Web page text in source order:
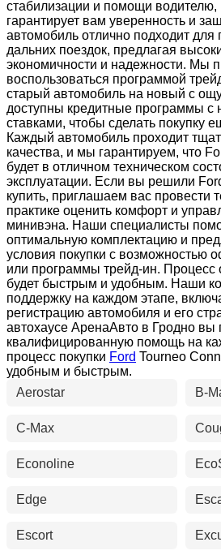
стабилизации и помощи водителю,
гарантирует вам уверенность и
автомобиль отлично подходит для
дальних поездок, предлагая
экономичности и надежности. Мы
воспользоваться программой
старый автомобиль на новый с
доступны кредитные программы с
ставками, чтобы сделать покупку
Каждый автомобиль проходит
качества, и мы гарантируем, что
будет в отличном техническом
эксплуатации. Если вы решили
купить, приглашаем вас провести
практике оценить комфорт и
минивэна. Наши специалисты
оптимальную комплектацию и
условия покупки с возможностью
или программы трейд-ин. Процесс
будет быстрым и удобным. Наши
поддержку на каждом этапе,
регистрацию автомобиля и его
автохаусе АренаАвто в Гродно вы
квалифицированную помощь на
процесс покупки Ford Tourneo
удобным и быстрым.
Aerostar
B-
C-Max
Econoline
Edge
Escort